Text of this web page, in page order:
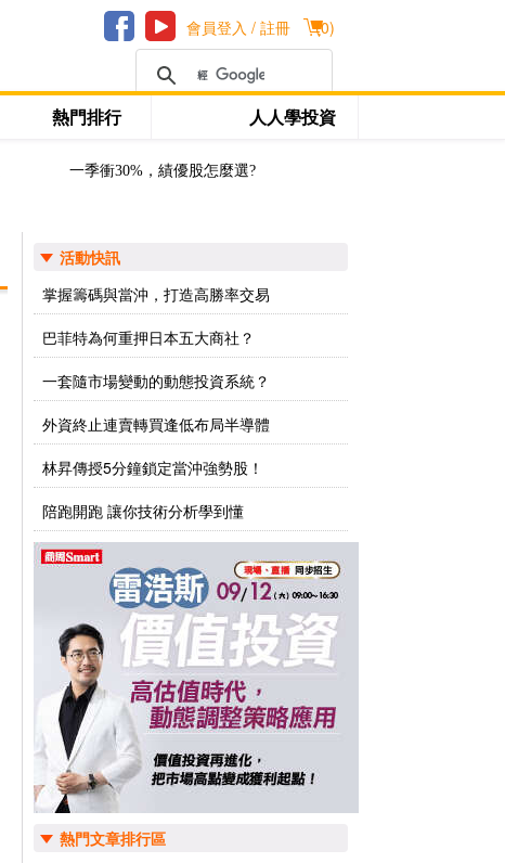
(0)
會員登入 / 註冊
熱門排行 人人學投資
一季衝30%，績優股怎麼選?
活動快訊
掌握籌碼與當沖，打造高勝率交易
巴菲特為何重押日本五大商社？
一套隨市場變動的動態投資系統？
外資終止連賣轉買逢低布局半導體
林昇傳授5分鐘鎖定當沖強勢股！
陪跑開跑 讓你技術分析學到懂
熱門文章排行區